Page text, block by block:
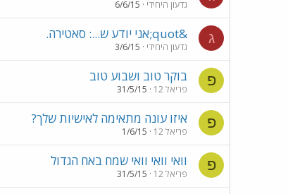
גדעון היחידי 6/6/15
ג &quot;אני יודע ש...: סאטירה.
גדעון היחידי 3/6/15
פ בוקר טוב ושבוע טוב
פריאל 12 31/5/15
פ איזו עונה מתאימה לאישיות שלך?
פריאל 12 1/6/15
פ וואי וואי וואי שמח באח הגדול
פריאל 12 31/5/15